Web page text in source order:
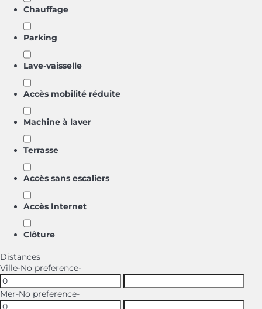
Chauffage
Parking
Lave-vaisselle
Accès mobilité réduite
Machine à laver
Terrasse
Accès sans escaliers
Accès Internet
Clôture
Distances
Ville-No preference-
Mer-No preference-